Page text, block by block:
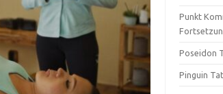
Punkt
Poseidon
Pinguin